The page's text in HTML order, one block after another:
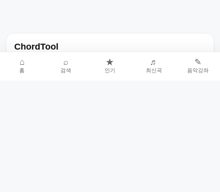
ChordTool
노래 가사, 곡 정보, 코드, 악보를 한곳에서 찾을 수 있는 음악 정보
서비스입니다.
⌂
홈
⌕
검색
★
인기
♬
최신곡
✎
음악강좌